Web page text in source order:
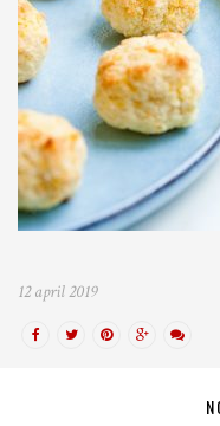
12 april 2019